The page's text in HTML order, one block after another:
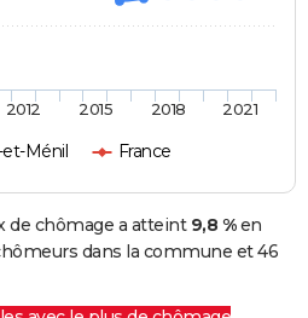
et-Ménil France
2012 2015 2018 2021
de chômage a atteint 9,8 %en
dans la commune et 46